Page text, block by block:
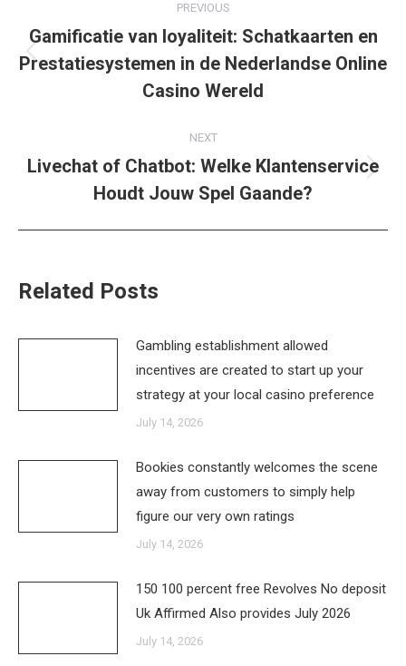
navigation
PREVIOUS
Previous
post:
Gamificatie van loyaliteit: Schatkaarten en
Prestatiesystemen in de Nederlandse Online
Casino Wereld
NEXT
Next
post:
Livechat of Chatbot: Welke Klantenservice
Houdt Jouw Spel Gaande?
Related Posts
Gambling establishment allowed
incentives are created to start up your
strategy at your local casino preference
July 14, 2026
Bookies constantly welcomes the scene
away from customers to simply help
figure our very own ratings
July 14, 2026
150 100 percent free Revolves No deposit
Uk Affirmed Also provides July 2026
July 14, 2026